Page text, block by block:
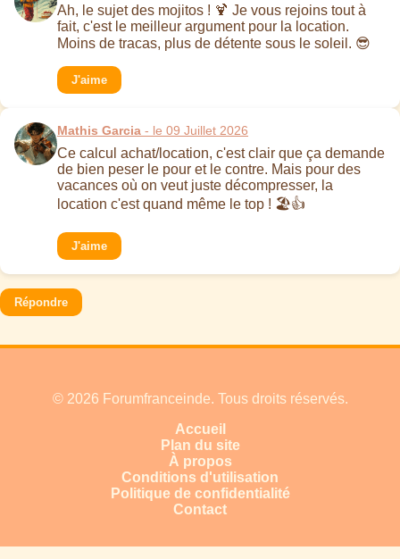
Ah, le sujet des mojitos ! 🍹 Je vous rejoins tout à
fait, c'est le meilleur argument pour la location.
Moins de tracas, plus de détente sous le soleil. 😎
J'aime
Mathis Garcia - le 09 Juillet 2026
Ce calcul achat/location, c'est clair que ça demande
de bien peser le pour et le contre. Mais pour des
vacances où on veut juste décompresser, la
location c'est quand même le top ! 🏖️👍
J'aime
Répondre
© 2026 Forumfranceinde. Tous droits réservés.
Accueil
Plan du site
À propos
Conditions d'utilisation
Politique de confidentialité
Contact